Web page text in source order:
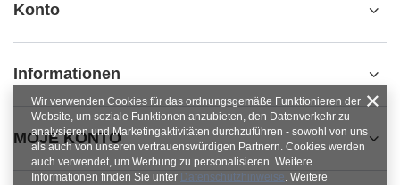
Konto
Informationen
MOJE KONTO
Wir verwenden Cookies für das ordnungsgemäße Funktionieren der
Website, um soziale Funktionen anzubieten, den Datenverkehr zu
analysieren und Marketingaktivitäten durchzuführen - sowohl von uns
als auch von unseren vertrauenswürdigen Partnern. Cookies werden
auch verwendet, um Werbung zu personalisieren. Weitere
Informationen finden Sie unter Datenschutzhinweise. Weitere